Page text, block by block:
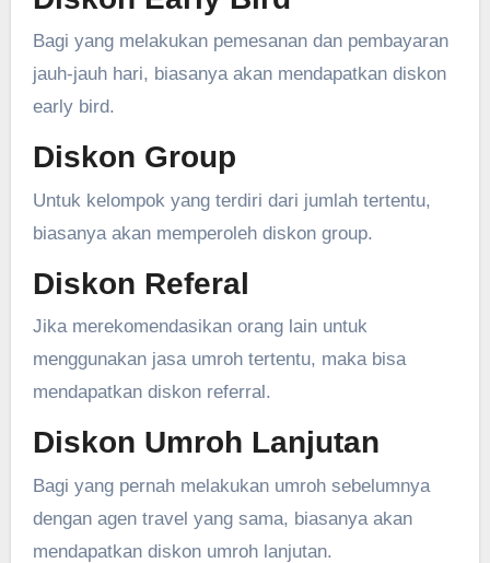
Bagi yang melakukan pemesanan dan pembayaran
jauh-jauh hari, biasanya akan mendapatkan diskon
early bird.
Diskon Group
Untuk kelompok yang terdiri dari jumlah tertentu,
biasanya akan memperoleh diskon group.
Diskon Referal
Jika merekomendasikan orang lain untuk
menggunakan jasa umroh tertentu, maka bisa
mendapatkan diskon referral.
Diskon Umroh Lanjutan
Bagi yang pernah melakukan umroh sebelumnya
dengan agen travel yang sama, biasanya akan
mendapatkan diskon umroh lanjutan.